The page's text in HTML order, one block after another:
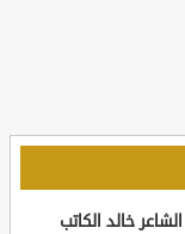
خالد الكاتب